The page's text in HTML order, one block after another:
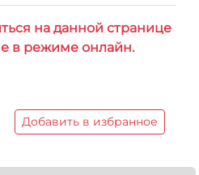
на данной странице
в режиме онлайн.
Добавить в избранное